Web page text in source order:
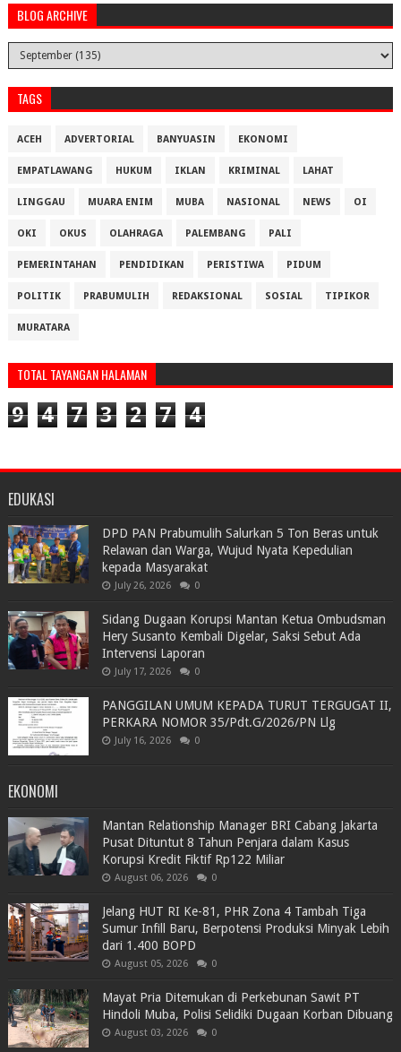
BLOG ARCHIVE
TAGS
ACEH ADVERTORIAL BANYUASIN EKONOMI
EMPATLAWANG HUKUM IKLAN KRIMINAL LAHAT
LINGGAU MUARA ENIM MUBA NASIONAL NEWS OI
OKI OKUS OLAHRAGA PALEMBANG PALI
PEMERINTAHAN PENDIDIKAN PERISTIWA PIDUM
POLITIK PRABUMULIH REDAKSIONAL SOSIAL TIPIKOR
MURATARA
TOTAL TAYANGAN HALAMAN
9 4 7 3 2 7 4
EDUKASI
DPD PAN Prabumulih Salurkan 5 Ton Beras untuk
Relawan dan Warga, Wujud Nyata Kepedulian
kepada Masyarakat
July 26, 2026 0
Sidang Dugaan Korupsi Mantan Ketua Ombudsman
Hery Susanto Kembali Digelar, Saksi Sebut Ada
Intervensi Laporan
July 17, 2026 0
PANGGILAN UMUM KEPADA TURUT TERGUGAT II,
PERKARA NOMOR 35/Pdt.G/2026/PN Llg
July 16, 2026 0
EKONOMI
Mantan Relationship Manager BRI Cabang Jakarta
Pusat Dituntut 8 Tahun Penjara dalam Kasus
Korupsi Kredit Fiktif Rp122 Miliar
August 06, 2026 0
Jelang HUT RI Ke-81, PHR Zona 4 Tambah Tiga
Sumur Infill Baru, Berpotensi Produksi Minyak Lebih
dari 1.400 BOPD
August 05, 2026 0
Mayat Pria Ditemukan di Perkebunan Sawit PT
Hindoli Muba, Polisi Selidiki Dugaan Korban Dibuang
August 03, 2026 0